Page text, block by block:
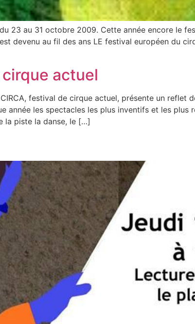
23 au 31 octobre 2009. Cette année encore le
devenu au fil des ans LE festival européen du
actuel
festival de cirque actuel, présente un reflet
année les spectacles les plus inventifs et les
la piste la danse, le […]